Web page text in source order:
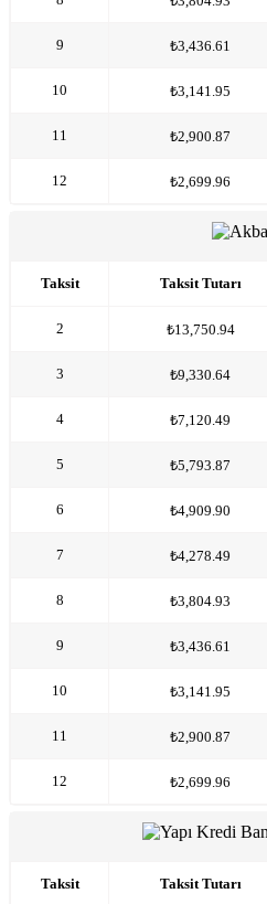
9 ₺3,436.61
10 ₺3,141.95
11 ₺2,900.87
12 ₺2,699.96
Taksit Taksit Tutarı
2 ₺13,750.94
3 ₺9,330.64
4 ₺7,120.49
5 ₺5,793.87
6 ₺4,909.90
7 ₺4,278.49
8 ₺3,804.93
9 ₺3,436.61
10 ₺3,141.95
11 ₺2,900.87
12 ₺2,699.96
Taksit Taksit Tutarı